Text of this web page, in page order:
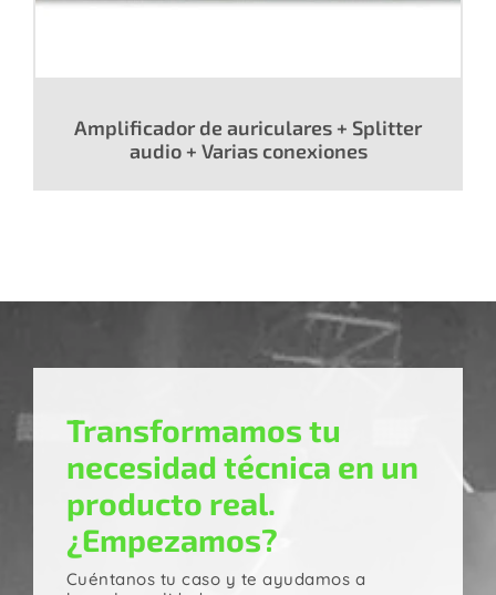
Amplificador de auriculares + Splitter
audio + Varias conexiones
Transformamos tu
necesidad técnica en un
producto real.
¿Empezamos?
Cuéntanos tu caso y te ayudamos a